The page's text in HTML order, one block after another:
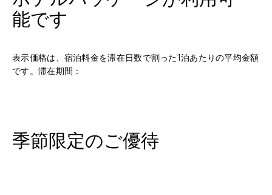
能です
表示価格は、宿泊料金を滞在日数で割った1泊あたりの平均金額
です。滞在期間：
季節限定のご優待